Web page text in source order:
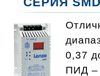
0,37
ПИД –